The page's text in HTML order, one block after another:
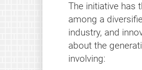
The initiative has
among a
industry, and
about the
involving: